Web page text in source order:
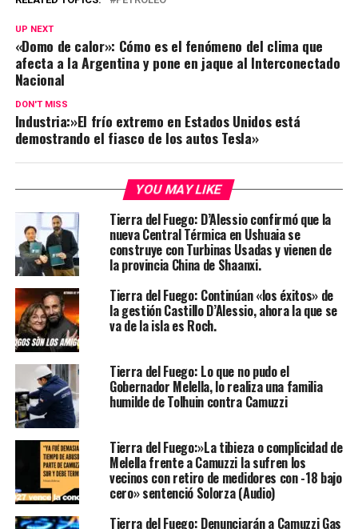
UP NEXT
«Domo de calor»: Cómo es el fenómeno del clima que
afecta a la Argentina y pone en jaque al Interconectado
Nacional
DON'T MISS
Industria:»El frío extremo en Estados Unidos está
demostrando el fiasco de los autos Tesla»
YOU MAY LIKE
Tierra del Fuego: D’Alessio confirmó que la
nueva Central Térmica en Ushuaia se
construye con Turbinas Usadas y vienen de
la provincia China de Shaanxi.
Tierra del Fuego: Continúan «los éxitos» de
la gestión Castillo D’Alessio, ahora la que se
va de la isla es Roch.
Tierra del Fuego: Lo que no pudo el
Gobernador Melella, lo realiza una familia
humilde de Tolhuin contra Camuzzi
Tierra del Fuego:»La tibieza o complicidad de
Melella frente a Camuzzi la sufren los
vecinos con retiro de medidores con -18 bajo
cero» sentenció Solorza (Audio)
Tierra del Fuego: Denunciarán a Camuzzi Gas